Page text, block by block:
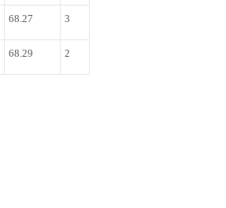
68.27 3
68.29 2